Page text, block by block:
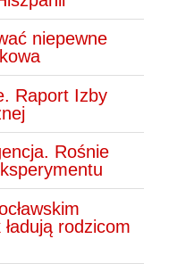
niepewne
Raport Izby
Rośnie
rodzicom